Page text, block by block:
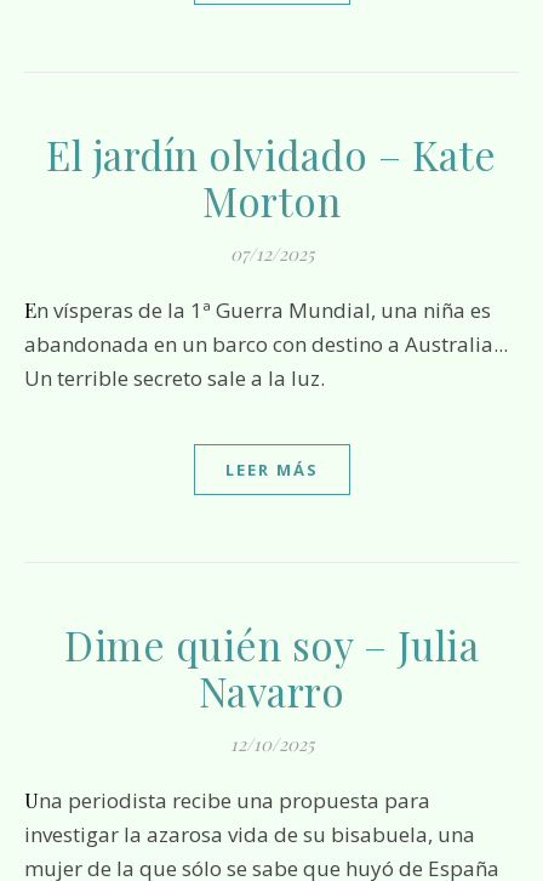
El jardín olvidado – Kate
Morton
07/12/2025
En vísperas de la 1ª Guerra Mundial, una niña es
abandonada en un barco con destino a Australia...
Un terrible secreto sale a la luz.
LEER MÁS
Dime quién soy – Julia
Navarro
12/10/2025
Una periodista recibe una propuesta para
investigar la azarosa vida de su bisabuela, una
mujer de la que sólo se sabe que huyó de España